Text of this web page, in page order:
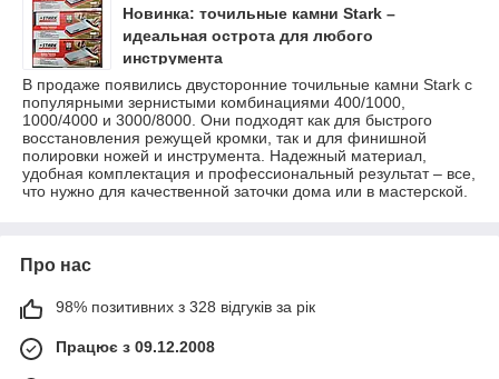
Новинка: точильные камни Stark –
идеальная острота для любого
инструмента
В продаже появились двусторонние точильные камни Stark с
популярными зернистыми комбинациями 400/1000,
1000/4000 и 3000/8000. Они подходят как для быстрого
восстановления режущей кромки, так и для финишной
полировки ножей и инструмента. Надежный материал,
удобная комплектация и профессиональный результат – все,
что нужно для качественной заточки дома или в мастерской.
Про нас
98% позитивних з 328 відгуків за рік
Працює з 09.12.2008